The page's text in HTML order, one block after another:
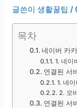
글쓴이생활꿀팁 /
목차
네이버 카
1. 네이
연결된 서
1. 네
2. 모
연결된 서